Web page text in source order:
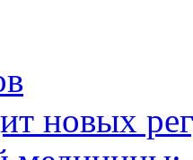
новых